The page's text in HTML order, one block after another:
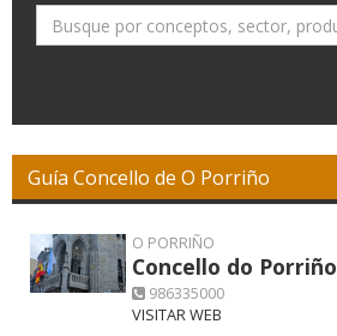
Guía Concello de O Porriño
O PORRIÑO
Concello do Porriño
986335000
VISITAR WEB